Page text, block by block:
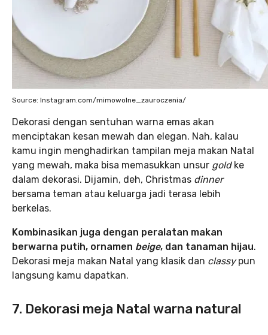
Source: Instagram.com/mimowolne_zauroczenia/
Dekorasi dengan sentuhan warna emas akan
menciptakan kesan mewah dan elegan. Nah, kalau
kamu ingin menghadirkan tampilan meja makan Natal
yang mewah, maka bisa memasukkan unsur goldke
dalam dekorasi. Dijamin, deh, Christmas dinner
bersama teman atau keluarga jadi terasa lebih
berkelas.
Kombinasikan juga dengan peralatan makan
berwarna putih, ornamen beige, dan tanaman hijau.
Dekorasi meja makan Natal yang klasik dan classypun
langsung kamu dapatkan.
7. Dekorasi meja Natal warna natural